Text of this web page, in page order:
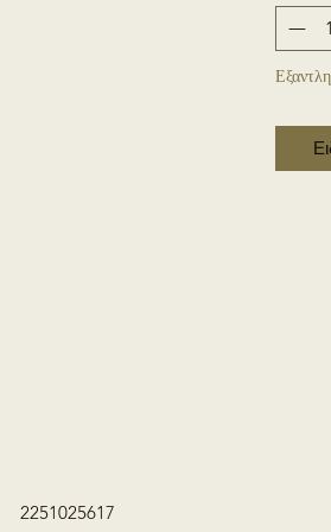
2251025617